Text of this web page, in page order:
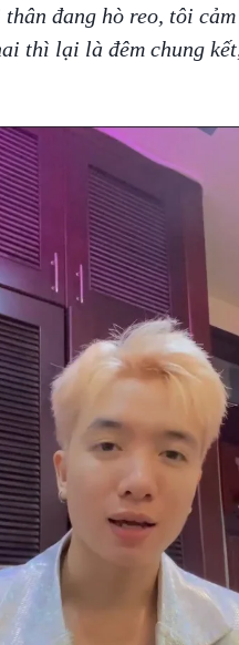
đang hò reo, tôi
thì lại là đêm chung